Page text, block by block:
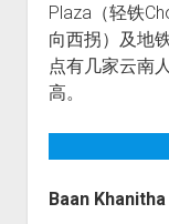
Plaza（轻铁
向西拐）及地
点有几家云南
高。
Baan Khanitha